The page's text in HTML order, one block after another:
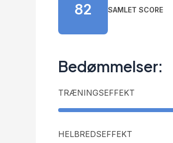
82 SAMLET SCORE
Bedømmelser:
TRÆNINGSEFFEKT
HELBREDSEFFEKT